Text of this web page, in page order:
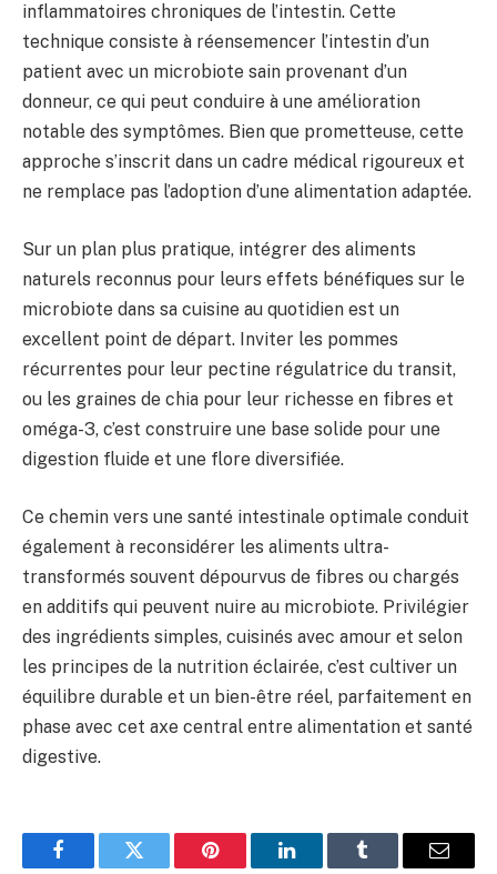
inflammatoires chroniques de l’intestin. Cette
technique consiste à réensemencer l’intestin d’un
patient avec un microbiote sain provenant d’un
donneur, ce qui peut conduire à une amélioration
notable des symptômes. Bien que prometteuse, cette
approche s’inscrit dans un cadre médical rigoureux et
ne remplace pas l’adoption d’une alimentation adaptée.
Sur un plan plus pratique, intégrer des aliments
naturels reconnus pour leurs effets bénéfiques sur le
microbiote dans sa cuisine au quotidien est un
excellent point de départ. Inviter les pommes
récurrentes pour leur pectine régulatrice du transit,
ou les graines de chia pour leur richesse en fibres et
oméga-3, c’est construire une base solide pour une
digestion fluide et une flore diversifiée.
Ce chemin vers une santé intestinale optimale conduit
également à reconsidérer les aliments ultra-
transformés souvent dépourvus de fibres ou chargés
en additifs qui peuvent nuire au microbiote. Privilégier
des ingrédients simples, cuisinés avec amour et selon
les principes de la nutrition éclairée, c’est cultiver un
équilibre durable et un bien-être réel, parfaitement en
phase avec cet axe central entre alimentation et santé
digestive.
FacebookTwitter Pinterest LinkedInTumblr E-